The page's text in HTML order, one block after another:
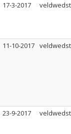
17-3-2017
11-10-2017
23-9-2017